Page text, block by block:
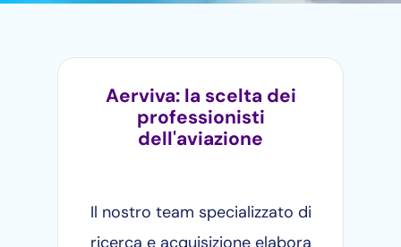
Aerviva: la scelta dei
professionisti
dell'aviazione
Il nostro team specializzato di
ricerca e acquisizione elabora